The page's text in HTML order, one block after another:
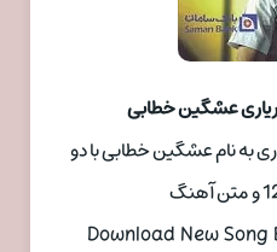
عشگین خطابی
به نام عشگین خطابی با دو
Download New Song